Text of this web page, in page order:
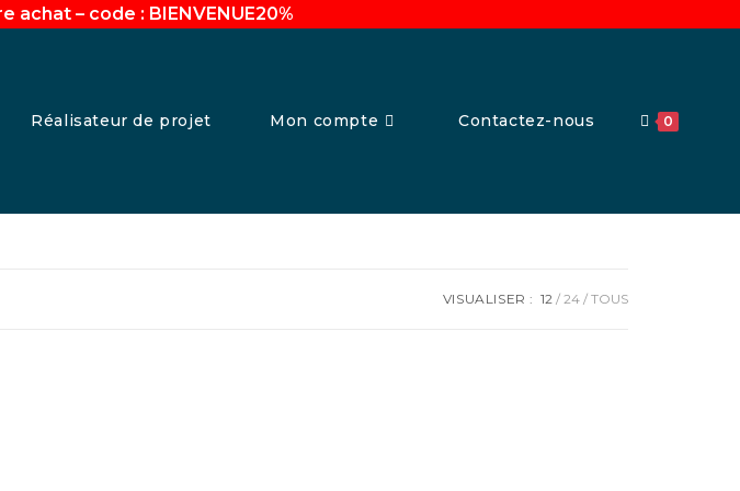
– code : BIENVENUE20%
Réalisateur de projet Mon compte Contactez-nous 0
VISUALISER : 12 24 TOUS